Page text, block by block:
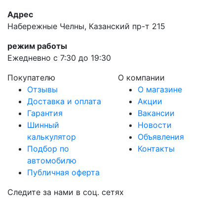
Адрес
Набережные Челны, Казанский пр-т 215
режим работы
Ежедневно с 7:30 до 19:30
Покупателю
Отзывы
Доставка и оплата
Гарантия
Шинный
калькулятор
Подбор по
автомобилю
Публичная оферта
О компании
О магазине
Акции
Вакансии
Новости
Объявления
Контакты
Следите за нами в соц. сетях